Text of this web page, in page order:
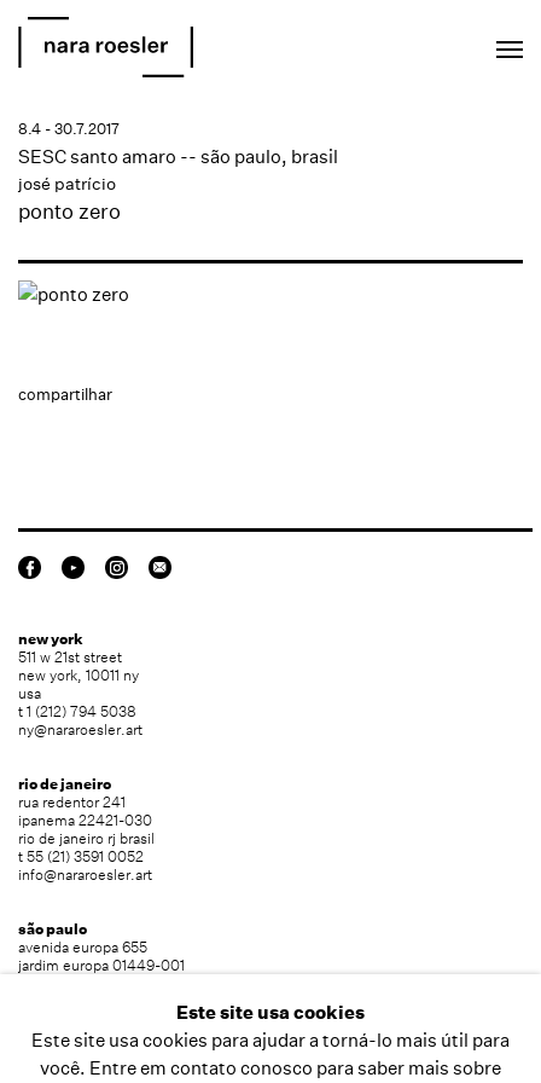
ponto zero
josé patrício
SESC santo amaro -- são paulo, brasil
8.4 - 30.7.2017
compartilhar
new york
511 w 21st street
new york, 10011 ny
usa
t 1 (212) 794 5038
ny@nararoesler.art
rio de janeiro
rua redentor 241
ipanema 22421-030
rio de janeiro rj brasil
t 55 (21) 3591 0052
info@nararoesler.art
são paulo
avenida europa 655
jardim europa 01449-001
Este site usa cookies
Este site usa cookies para ajudar a torná-lo mais útil para
você. Entre em contato conosco para saber mais sobre